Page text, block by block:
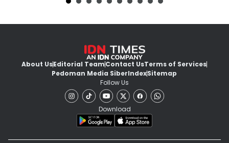
About UsEditorial TeamContact UsTerms of Services
Pedoman Media SiberIndexSitemap
Follow Us
Download